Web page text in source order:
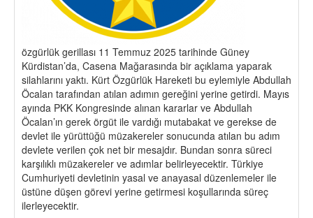
özgürlük gerillası 11 Temmuz 2025 tarihinde Güney
Kürdistan’da, Casena Mağarasında bir açıklama yaparak
silahlarını yaktı. Kürt Özgürlük Hareketi bu eylemiyle Abdullah
Öcalan tarafından atılan adımın gereğini yerine getirdi. Mayıs
ayında PKK Kongresinde alınan kararlar ve Abdullah
Öcalan’ın gerek örgüt ile vardığı mutabakat ve gerekse de
devlet ile yürüttüğü müzakereler sonucunda atılan bu adım
devlete verilen çok net bir mesajdır. Bundan sonra süreci
karşılıklı müzakereler ve adımlar belirleyecektir. Türkiye
Cumhuriyeti devletinin yasal ve anayasal düzenlemeler ile
üstüne düşen görevi yerine getirmesi koşullarında süreç
ilerleyecektir.